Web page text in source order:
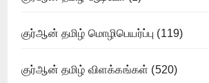
குர்ஆன் தமிழ் மொழிபெயர்ப்பு (119)
குர்ஆன் தமிழ் விளக்கங்கள் (520)